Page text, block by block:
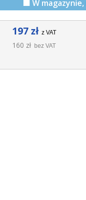
🟩 W magazynie,
197 zł z VAT
160 zł bez VAT